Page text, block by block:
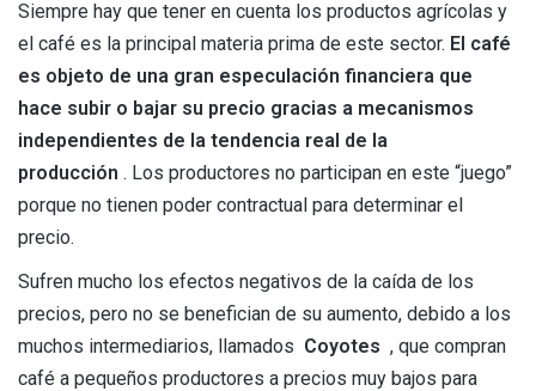
Siempre hay que tener en cuenta los productos agrícolas y
el café es la principal materia prima de este sector. El café
es objeto de una gran especulación financiera que
hace subir o bajar su precio gracias a mecanismos
independientes de la tendencia real de la
producción . Los productores no participan en este “juego”
porque no tienen poder contractual para determinar el
precio.
Sufren mucho los efectos negativos de la caída de los
precios, pero no se benefician de su aumento, debido a los
muchos intermediarios, llamados Coyotes , que compran
café a pequeños productores a precios muy bajos para